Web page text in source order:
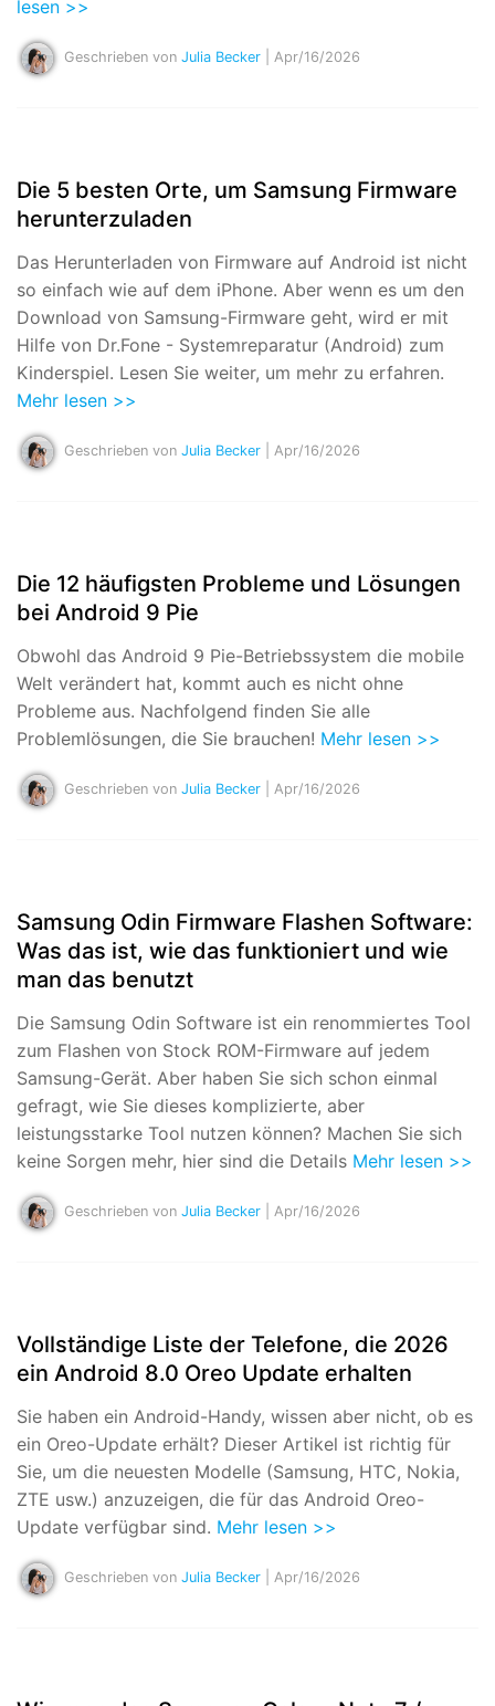
lesen >>
Geschrieben von Julia Becker | Apr/16/2026
Die 5 besten Orte, um Samsung Firmware
herunterzuladen
Das Herunterladen von Firmware auf Android ist nicht
so einfach wie auf dem iPhone. Aber wenn es um den
Download von Samsung-Firmware geht, wird er mit
Hilfe von Dr.Fone - Systemreparatur (Android) zum
Kinderspiel. Lesen Sie weiter, um mehr zu erfahren.
Mehr lesen >>
Geschrieben von Julia Becker | Apr/16/2026
Die 12 häufigsten Probleme und Lösungen
bei Android 9 Pie
Obwohl das Android 9 Pie-Betriebssystem die mobile
Welt verändert hat, kommt auch es nicht ohne
Probleme aus. Nachfolgend finden Sie alle
Problemlösungen, die Sie brauchen! Mehr lesen >>
Geschrieben von Julia Becker | Apr/16/2026
Samsung Odin Firmware Flashen Software:
Was das ist, wie das funktioniert und wie
man das benutzt
Die Samsung Odin Software ist ein renommiertes Tool
zum Flashen von Stock ROM-Firmware auf jedem
Samsung-Gerät. Aber haben Sie sich schon einmal
gefragt, wie Sie dieses komplizierte, aber
leistungsstarke Tool nutzen können? Machen Sie sich
keine Sorgen mehr, hier sind die Details Mehr lesen >>
Geschrieben von Julia Becker | Apr/16/2026
Vollständige Liste der Telefone, die 2026
ein Android 8.0 Oreo Update erhalten
Sie haben ein Android-Handy, wissen aber nicht, ob es
ein Oreo-Update erhält? Dieser Artikel ist richtig für
Sie, um die neuesten Modelle (Samsung, HTC, Nokia,
ZTE usw.) anzuzeigen, die für das Android Oreo-
Update verfügbar sind. Mehr lesen >>
Geschrieben von Julia Becker | Apr/16/2026